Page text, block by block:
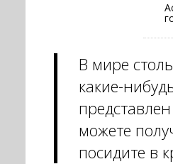
В мире
какие-
можете
посидите в